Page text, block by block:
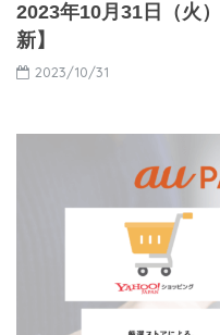
2023年10月31日（火
新】
2023/10/31